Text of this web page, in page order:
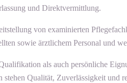
und Direktvermittlung.
von examinierten
sowie ärztlichem Personal und
als auch persönliche
Qualität, Zuverlässigkeit und